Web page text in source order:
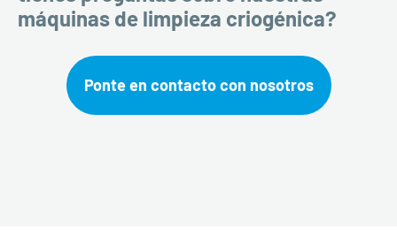
máquinas de limpieza criogénica?
Ponte en contacto con nosotros